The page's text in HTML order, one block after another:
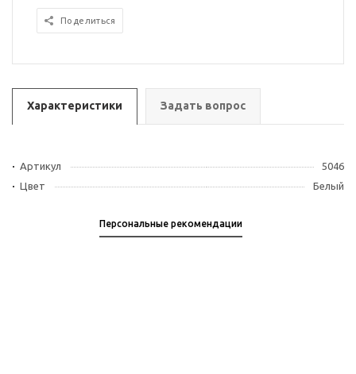
Поделиться
Характеристики Задать вопрос
Артикул
5046
Цвет
Белый
Персональные рекомендации